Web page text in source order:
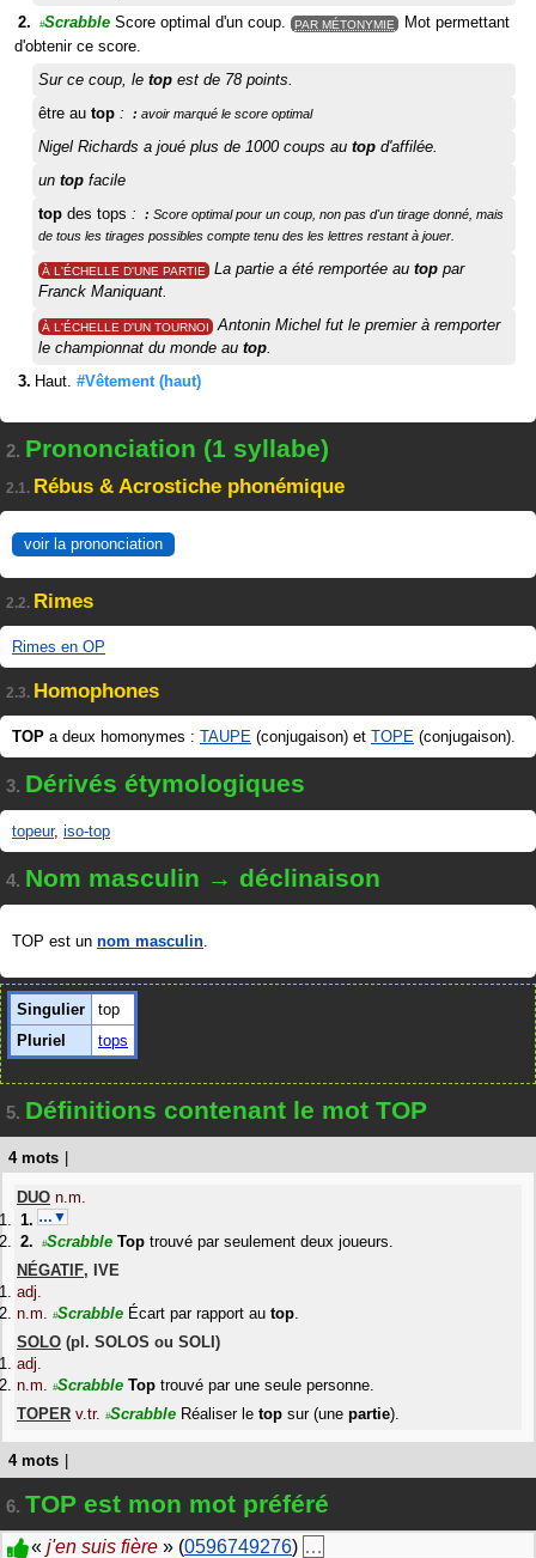
#Scrabble Score optimal d'un coup. PAR MÉTONYMIE
Mot permettant
d'obtenir ce score.
Sur ce coup, le top est de 78 points.
être au top : avoir marqué le score optimal
Nigel Richards a joué plus de 1000 coups au top d'affilée.
un top facile
top des tops :
Score optimal pour un coup, non pas d'un tirage donné, mais
de tous les tirages possibles compte tenu des les lettres restant à jouer.
À L'ÉCHELLE D'UNE PARTIE La partie a été remportée au top par
Franck Maniquant.
À L'ÉCHELLE D'UN TOURNOI
Antonin Michel fut le premier à remporter
le championnat du monde au top.
Haut. #Vêtement (haut)
2. Prononciation (1 syllabe)
2.1. Rébus & Acrostiche phonémique
voir la prononciation
2.2. Rimes
Rimes en OP
2.3. Homophones
TOP a deux homonymes : TAUPE (conjugaison) et TOPE (conjugaison).
3. Dérivés étymologiques
topeur, iso-top
4. Nom masculin → déclinaison
TOP est un nom masculin.
Singulier
top
Pluriel
tops
5. Définitions contenant le mot TOP
4 mots
DUO n.m.
…▼
#Scrabble Top trouvé par seulement deux joueurs.
NÉGATIF, IVE
adj.
n.m. #Scrabble Écart par rapport au top.
SOLO (pl. SOLOS ou SOLI )
adj.
n.m. #Scrabble Top trouvé par une seule personne.
TOPER v.tr. #Scrabble Réaliser le top sur (une partie).
4 mots
6. TOP est mon mot préféré
« j'en suis fière » (0596749276) …